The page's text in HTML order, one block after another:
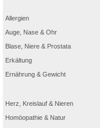
Allergien
Auge, Nase & Ohr
Blase, Niere & Prostata
Erkältung
Ernährung & Gewicht
Herz, Kreislauf & Nieren
Homöopathie & Natur